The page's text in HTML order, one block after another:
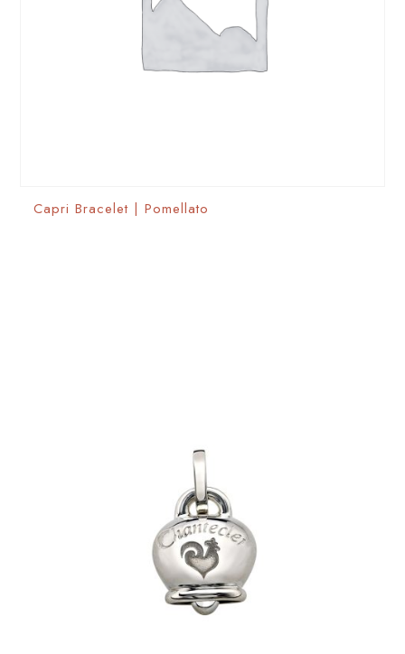
Capri Bracelet | Pomellato